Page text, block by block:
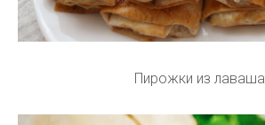
Пирожки из лаваша